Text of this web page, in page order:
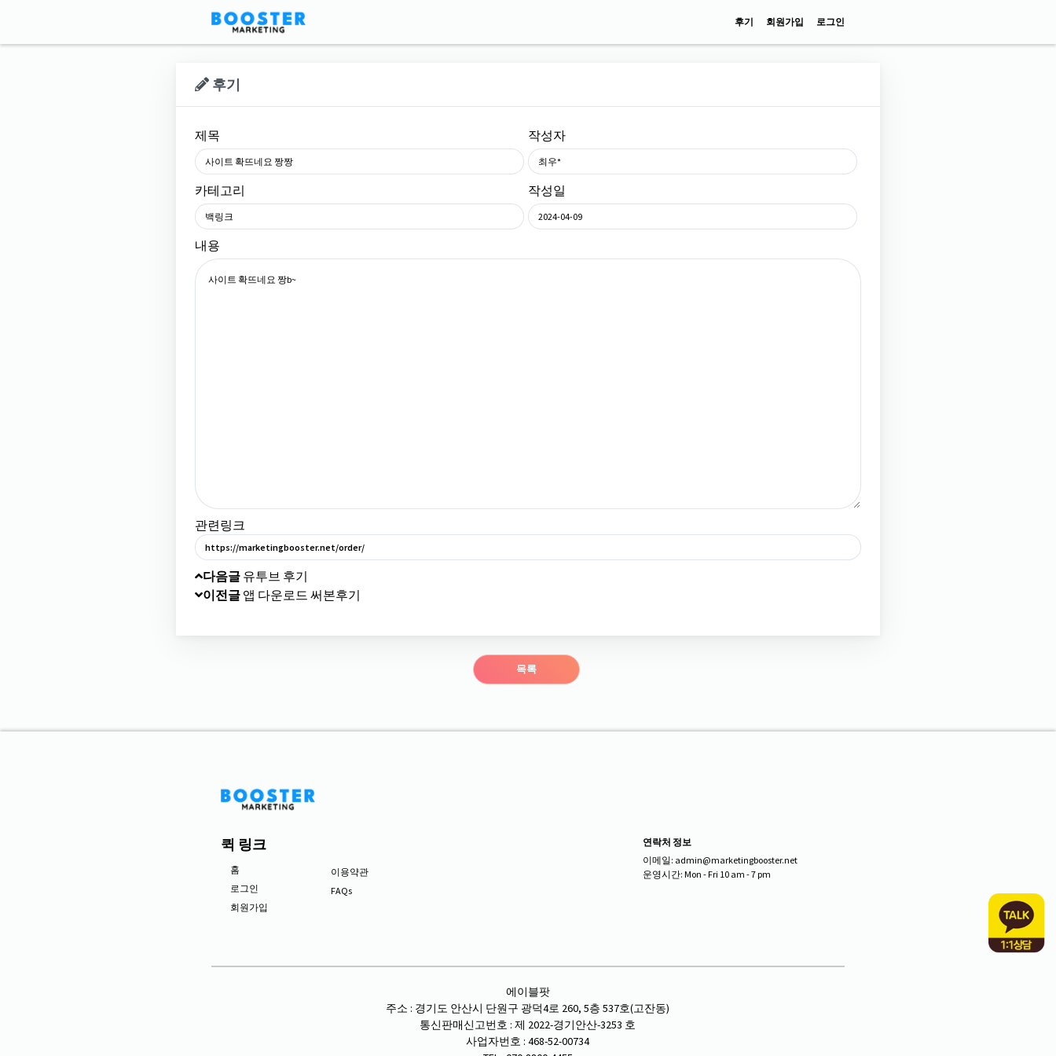
후기 회원가입 로그인
후기
제목
사이트 확뜨네요 짱짱
작성자
최우*
카테고리
백링크
작성일
2024-04-09
내용
관련링크
https://marketingbooster.net/order/
다음글 유투브 후기
이전글 앱 다운로드 써본후기
목록
퀵 링크
홈
로그인
회원가입
이용약관
FAQs
연락처 정보
이메일: admin@marketingbooster.net
운영시간: Mon - Fri 10 am - 7 pm
에이블팟
주소 : 경기도 안산시 단원구 광덕4로 260, 5층 537호(고잔동)
통신판매신고번호 : 제 2022-경기안산-3253 호
사업자번호 : 468-52-00734